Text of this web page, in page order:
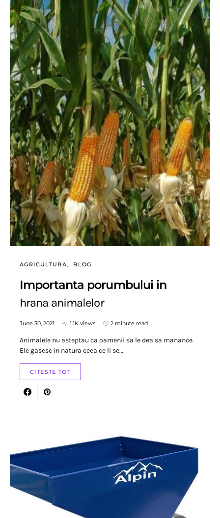
AGRICULTURA BLOG
Importanta porumbului in
hrana animalelor
June 30, 2021 1.1K views 2 minute read
Animalele nu asteptau ca oamenii sa le dea sa manance.
Ele gasesc in natura ceea ce li se…
CITESTE TOT